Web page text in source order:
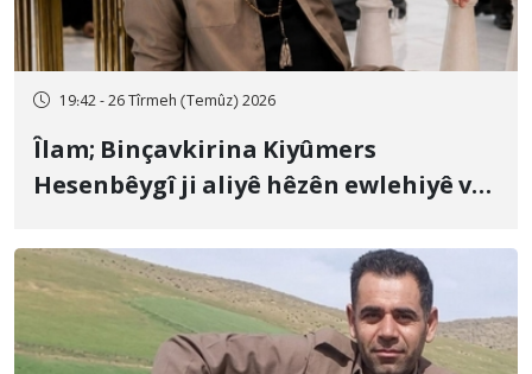
19:42 - 26 Tîrmeh (Temûz) 2026
Îlam; Binçavkirina Kiyûmers
Hesenbêygî ji aliyê hêzên ewlehiyê ve